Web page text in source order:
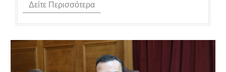
Δείτε Περισσότερα